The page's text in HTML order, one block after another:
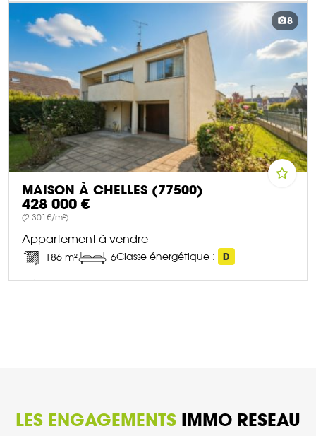
DÉCOUVRIR CE BIEN
8
MAISON À CHELLES (77500)
428 000 €
(2 301€/m²)
Appartement à vendre
186 m² 6Classe énergétique : D
LES ENGAGEMENTS IMMO RESEAU